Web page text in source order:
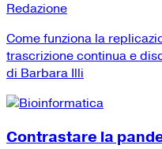
Redazione
Come funziona la
trascrizione continua e
di Barbara Illi
Contrastare la